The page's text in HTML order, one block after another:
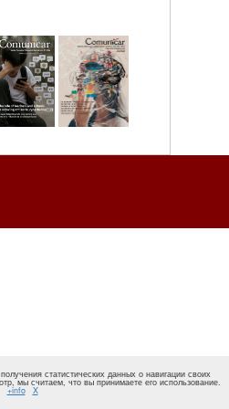
статистических данных о навигации своих
мы считаем, что вы принимаете его использование.
+info X